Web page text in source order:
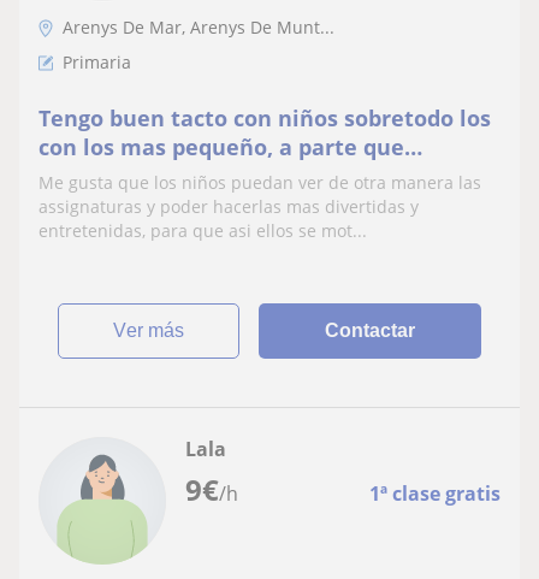
Arenys De Mar, Arenys De Munt...
Primaria
Tengo buen tacto con niños sobretodo los
con los mas pequeño, a parte que
considero que tengo mucha paciència i
que me encantan
Me gusta que los niños puedan ver de otra manera las
assignaturas y poder hacerlas mas divertidas y
entretenidas, para que asi ellos se mot...
ver más Contactar
9€/h 1ª clase gratis
Lala